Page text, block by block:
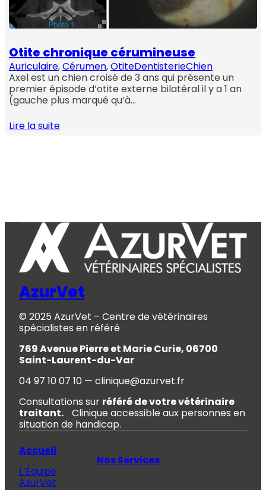
Otite chronique cérumineuse
Auriculaire, Cérumen, OtiteDentisterieChien
Axel est un chien croisé de 3 ans qui présente un
premier épisode d’otite externe bilatéral il y a 1 an
(gauche plus marqué qu’à…
Lire la suite
AzurVet
© 2025 AzurVet – Centre de vétérinaires
spécialistes en référé
769 Avenue Pierre et Marie Curie, 06700
Saint-Laurent-du-Var
04 97 10 07 10 — clinique@azurvet.fr
Consultations sur référé de votre vétérinaire
traitant. Clinique accessible aux personnes en
situation de handicap.
Accueil
L’Équipe
AzurVet
Nos Services